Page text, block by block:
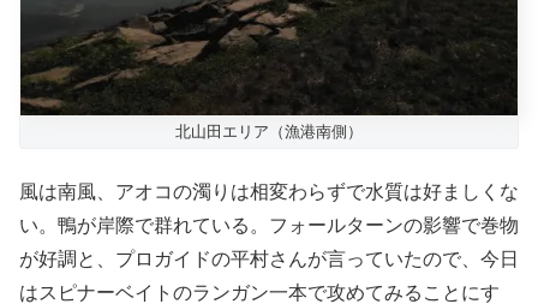
北山田エリア（漁港南側）
風は南風、アオコの濁りは相変わらずで水質は好ましくな
い。鴨が岸際で群れている。フォールターンの影響で巻物
が好調と、プロガイドの平村さんが言っていたので、今日
はスピナーベイトのランガン一本で攻めてみることにす